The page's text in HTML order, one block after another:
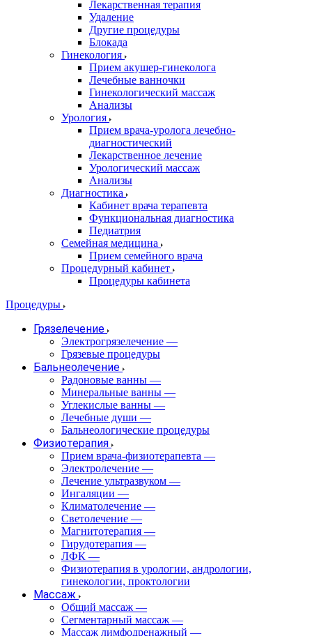
Лекарственная терапия
Удаление
Другие процедуры
Блокада
Гинекология
Прием акушер-гинеколога
Лечебные ванночки
Гинекологический массаж
Анализы
Урология
Прием врача-уролога лечебно-
диагностический
Лекарственное лечение
Урологический массаж
Анализы
Диагностика
Кабинет врача терапевта
Функциональная диагностика
Педиатрия
Семейная медицина
Прием семейного врача
Процедурный кабинет
Процедуры кабинета
Процедуры
Грязелечение
Электрогрязелечение —
Грязевые процедуры
Бальнеолечение
Радоновые ванны —
Минеральные ванны —
Углекислые ванны —
Лечебные души —
Бальнеологические процедуры
Физиотерапия
Прием врача-физиотерапевта —
Электролечение —
Лечение ультразвуком —
Ингаляции —
Климатолечение —
Светолечение —
Магнитотерапия —
Гирудотерапия —
ЛФК —
Физиотерапия в урологии, андрологии,
гинекологии, проктологии
Массаж
Общий массаж —
Сегментарный массаж —
Массаж лимфодренажный —